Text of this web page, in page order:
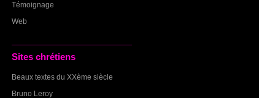
Témoignage
Web
Sites chrétiens
Beaux textes du XXème siècle
Bruno Leroy